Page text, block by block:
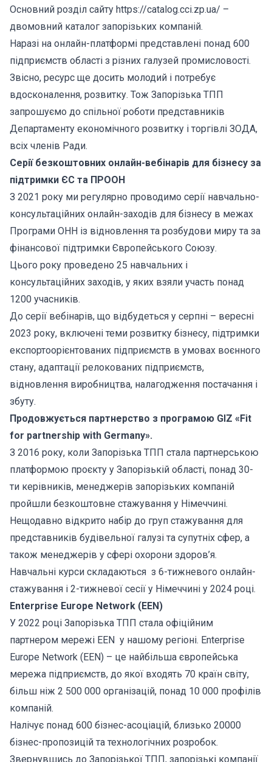
Основний розділ сайту https://catalog.cci.zp.ua/ –
двомовний каталог запорізьких компаній.
Наразі на онлайн-платформі представлені понад 600
підприємств області з різних галузей промисловості.
Звісно, ресурс ще досить молодий і потребує
вдосконалення, розвитку. Тож Запорізька ТПП
запрошуємо до спільної роботи представників
Департаменту економічного розвитку і торгівлі ЗОДА,
всіх членів Ради.
Серії безкоштовних онлайн-вебінарів для бізнесу за
підтримки ЄС та ПРООН
З 2021 року ми регулярно проводимо серії навчально-
консультаційних онлайн-заходів для бізнесу в межах
Програми ОНН із відновлення та розбудови миру та за
фінансової підтримки Європейського Союзу.
Цього року проведено 25 навчальних і
консультаційних заходів, у яких взяли участь понад
1200 учасників.
До серії вебінарів, що відбудеться у серпні – вересні
2023 року, включені теми розвитку бізнесу, підтримки
експортоорієнтованих підприємств в умовах воєнного
стану, адаптації релокованих підприємств,
відновлення виробництва, налагодження постачання і
збуту.
Продовжується партнерство з програмою GIZ «Fit
for partnership with Germany».
З 2016 року, коли Запорізька ТПП стала партнерською
платформою проєкту у Запорізькій області, понад 30-
ти керівників, менеджерів запорізьких компаній
пройшли безкоштовне стажування у Німеччині.
Нещодавно відкрито набір до груп стажування для
представників будівельної галузі та супутніх сфер, а
також менеджерів у сфері охорони здоров’я.
Навчальні курси складаються з 6-тижневого онлайн-
стажування і 2-тижневої сесії у Німеччині у 2024 році.
Enterprise Europe Network (EEN)
У 2022 році Запорізька ТПП стала офіційним
партнером мережі EEN у нашому регіоні. Enterprise
Europe Network (EEN) – це найбільша європейська
мережа підприємств, до якої входять 70 країн світу,
більш ніж 2 500 000 організацій, понад 10 000 профілів
компаній.
Налічує понад 600 бізнес-асоціацій, близько 20000
бізнес-пропозицій та технологічних розробок.
Звернувшись до Запорізької ТПП, запорізькі компанії